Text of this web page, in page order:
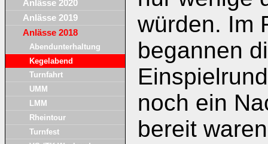
Anlässe 2020
Anlässe 2019
Anlässe 2018
Abendunterhaltung
Kegelabend
Turnfahrt
UMM
LMM
Rheintour
Turnfest
würden. Im
begannen
noch ein
bereit